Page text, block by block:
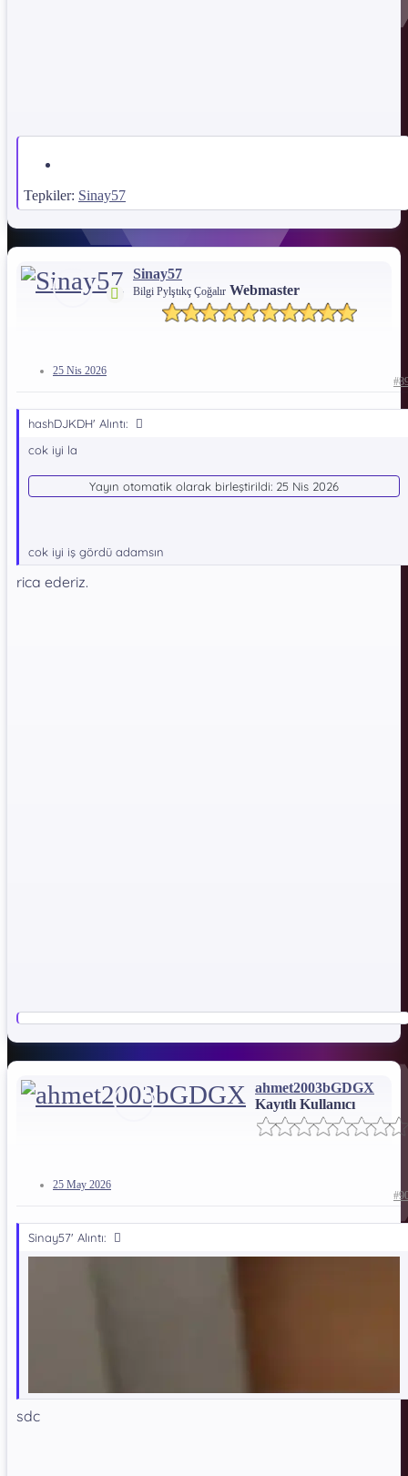
*** Gizli metin: alıntı yapılamaz. ***
Dosya Şifresi:
*** Gizli metin: alıntı yapılamaz. ***
Tepkiler: Sinay57
Sinay57
Bilgi Pylştıkç Çoğalır Webmaster
25 Nis 2026
hashDJKDH' Alıntı:
cok iyi la
Yayın otomatik olarak birleştirildi: 25 Nis 2026
cok iyi iş gördü adamsın
rica ederiz.
ahmet2003bGDGX
Kayıtlı Kullanıcı
25 May 2026
Sinay57' Alıntı:
sdc